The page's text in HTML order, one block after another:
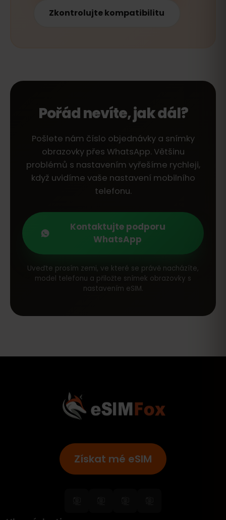
Zkontrolujte kompatibilitu
Pořád nevíte, jak dál?
Pošlete nám číslo objednávky a snímky
obrazovky přes WhatsApp. Většinu
problémů s nastavením vyřešíme rychleji,
když uvidíme vaše nastavení mobilního
telefonu.
Kontaktujte podporu
WhatsApp
Uveďte prosím zemi, ve které se právě nacházíte,
model telefonu a přiložte snímek obrazovky s
nastavením eSIM.
Získat mé eSIM